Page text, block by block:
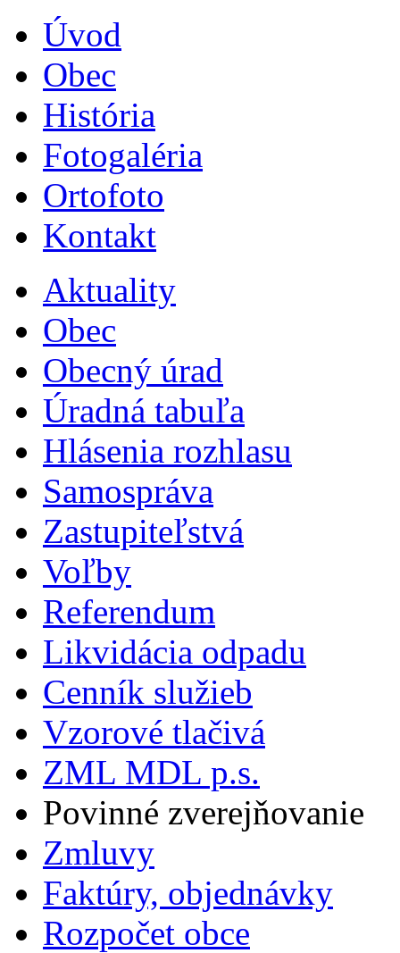
Úvod
Obec
História
Fotogaléria
Ortofoto
Kontakt
Aktuality
Obec
Obecný úrad
Úradná tabuľa
Hlásenia rozhlasu
Samospráva
Zastupiteľstvá
Voľby
Referendum
Likvidácia odpadu
Cenník služieb
Vzorové tlačivá
ZML MDL p.s.
Povinné zverejňovanie
Zmluvy
Faktúry, objednávky
Rozpočet obce